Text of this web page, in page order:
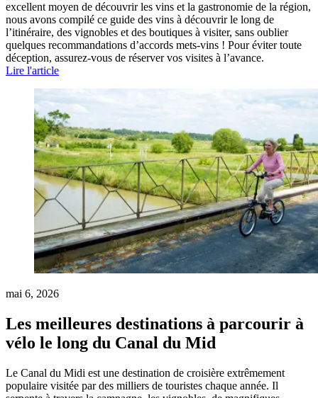
excellent moyen de découvrir les vins et la gastronomie de la région,
nous avons compilé ce guide des vins à découvrir le long de
l’itinéraire, des vignobles et des boutiques à visiter, sans oublier
quelques recommandations d’accords mets-vins ! Pour éviter toute
déception, assurez-vous de réserver vos visites à l’avance.
Lire l'article
mai 6, 2026
Les meilleures destinations à parcourir à
vélo le long du Canal du Mid
Le Canal du Midi est une destination de croisière extrêmement
populaire visitée par des milliers de touristes chaque année. Il